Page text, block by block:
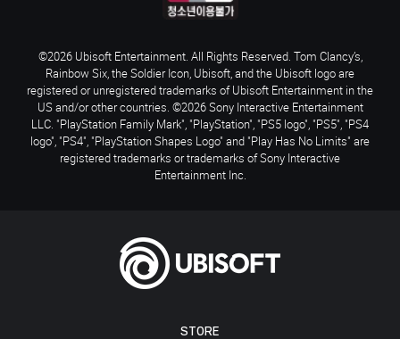
STORE
©2026 Ubisoft Entertainment. All Rights Reserved. Tom Clancy’s,
Rainbow Six, the Soldier Icon, Ubisoft, and the Ubisoft logo are
registered or unregistered trademarks of Ubisoft Entertainment in the
US and/or other countries. ©2026 Sony Interactive Entertainment
LLC. "PlayStation Family Mark", "PlayStation", "PS5 logo", "PS5", "PS4
logo", "PS4", "PlayStation Shapes Logo" and "Play Has No Limits" are
registered trademarks or trademarks of Sony Interactive
Entertainment Inc.